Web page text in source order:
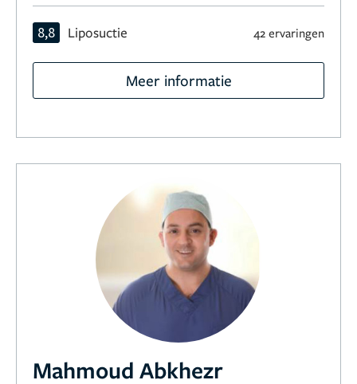
8,8 Liposuctie 42 ervaringen
Meer informatie
Mahmoud Abkhezr